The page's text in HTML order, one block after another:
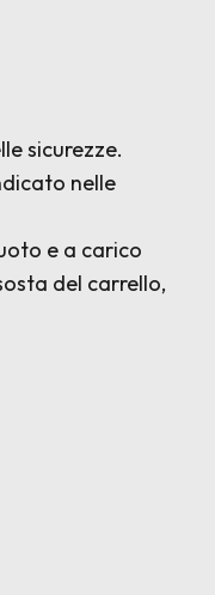
sicurezze.
nelle
e a carico
del carrello,